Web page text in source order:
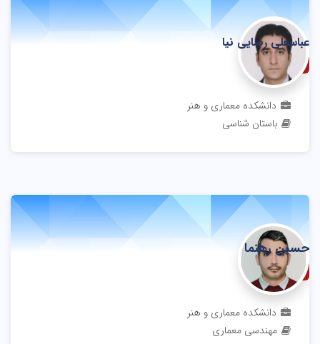
عباسعلی رضایی نیا
استادیار
دانشکده معماری و هنر
باستان شناسی
حسین رهنما
استادیار
دانشکده معماری و هنر
مهندسی معماری